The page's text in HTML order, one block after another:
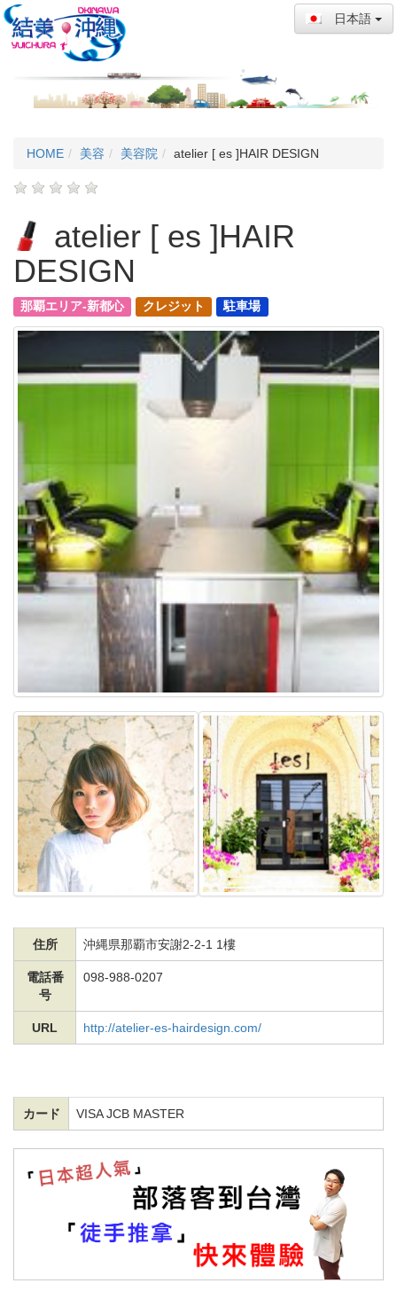
日本語
HOME 美容 美容院 atelier [ es ]HAIR DESIGN
atelier [ es ]HAIR
DESIGN
那覇エリア-新都心 クレジット 駐車場
住所 沖縄県那覇市安謝2-2-1 1樓
電話番
号
098-988-0207
URL http://atelier-es-hairdesign.com/
カード VISA JCB MASTER